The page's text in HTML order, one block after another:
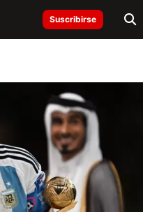
Suscribirse